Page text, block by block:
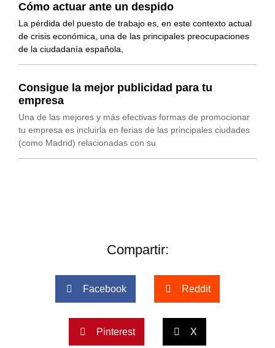
Cómo actuar ante un despido
La pérdida del puesto de trabajo es, en este contexto actual
de crisis económica, una de las principales preocupaciones
de la ciudadanía española,
Consigue la mejor publicidad para tu
empresa
Una de las mejores y más efectivas formas de promocionar
tu empresa es incluirla en ferias de las principales ciudades
(como Madrid) relacionadas con su
Compartir:
Facebook Reddit
Pinterest X